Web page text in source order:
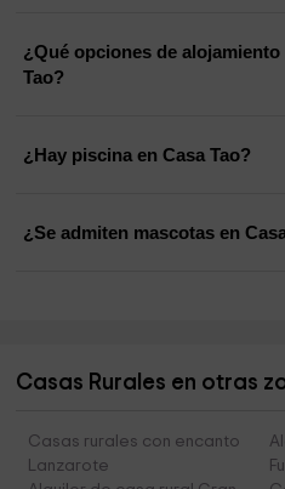
¿Qué opciones de
Tao?
¿Hay piscina en Casa Tao?
¿Se admiten mascotas en
Casas Rurales en otras
Casas rurales con encanto
Lanzarote